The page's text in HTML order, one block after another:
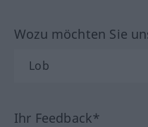
Wozu möchten Sie
Ihr Feedback*